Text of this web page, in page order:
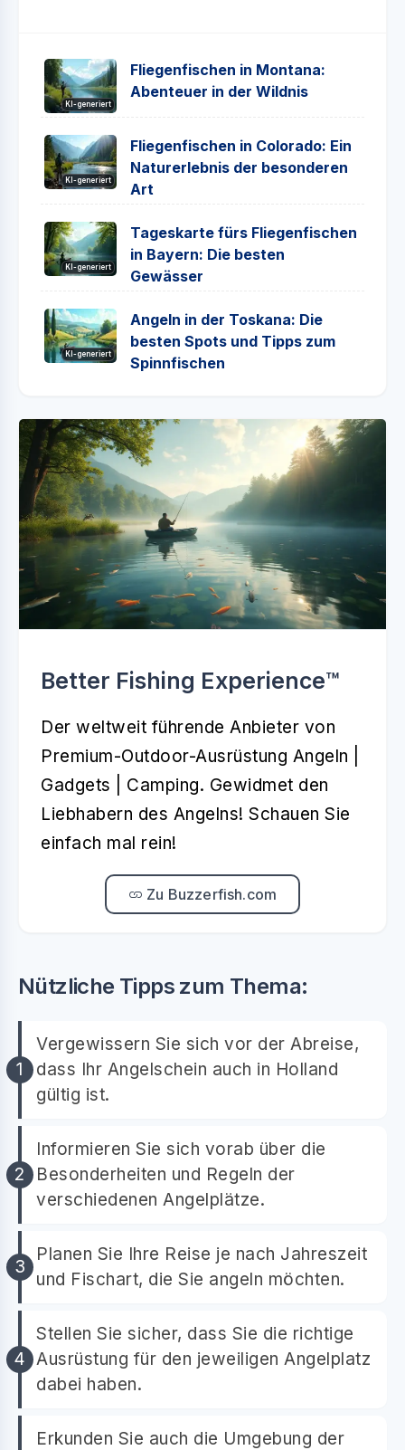
KI-generiert
Fliegenfischen in Montana:
Abenteuer in der Wildnis
KI-generiert
Fliegenfischen in Colorado: Ein
Naturerlebnis der besonderen
Art
KI-generiert
Tageskarte fürs Fliegenfischen
in Bayern: Die besten
Gewässer
KI-generiert
Angeln in der Toskana: Die
besten Spots und Tipps zum
Spinnfischen
Better Fishing Experience™️
Der weltweit führende Anbieter von
Premium-Outdoor-Ausrüstung Angeln |
Gadgets | Camping. Gewidmet den
Liebhabern des Angelns! Schauen Sie
einfach mal rein!
Zu Buzzerfish.com
Nützliche Tipps zum Thema:
Vergewissern Sie sich vor der Abreise,
dass Ihr Angelschein auch in Holland
gültig ist.
Informieren Sie sich vorab über die
Besonderheiten und Regeln der
verschiedenen Angelplätze.
Planen Sie Ihre Reise je nach Jahreszeit
und Fischart, die Sie angeln möchten.
Stellen Sie sicher, dass Sie die richtige
Ausrüstung für den jeweiligen Angelplatz
dabei haben.
Erkunden Sie auch die Umgebung der